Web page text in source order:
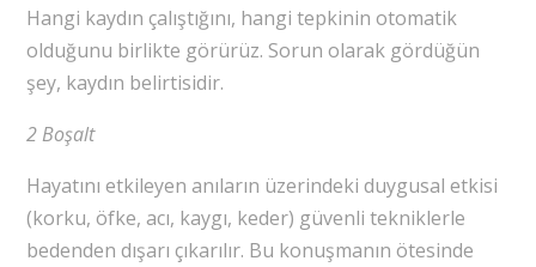
Hangi kaydın çalıştığını, hangi tepkinin otomatik
olduğunu birlikte görürüz. Sorun olarak gördüğün
şey, kaydın belirtisidir.
2 Boşalt
Hayatını etkileyen anıların üzerindeki duygusal etkisi
(korku, öfke, acı, kaygı, keder) güvenli tekniklerle
bedenden dışarı çıkarılır. Bu konuşmanın ötesinde